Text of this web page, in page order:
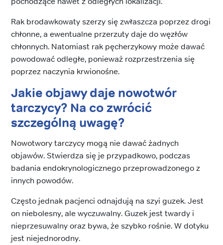
Rak brodawkowaty szerzy się zwłaszcza poprzez drogi
chłonne, a ewentualne przerzuty daje do węzłów
chłonnych. Natomiast rak pęcherzykowy może dawać
powodować odległe, ponieważ rozprzestrzenia się
poprzez naczynia krwionośne.
Jakie objawy daje nowotwór
tarczycy? Na co zwrócić
szczególną uwagę?
Nowotwory tarczycy mogą nie dawać żadnych
objawów. Stwierdza się je przypadkowo, podczas
badania endokrynologicznego przeprowadzonego z
innych powodów.
Często jednak pacjenci odnajdują na szyi guzek. Jest
on niebolesny, ale wyczuwalny. Guzek jest twardy i
nieprzesuwalny oraz bywa, że szybko rośnie. W dotyku
jest niejednorodny.